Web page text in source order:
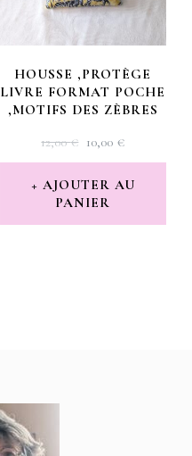
HOUSSE ,PROTÈGE
LIVRE FORMAT POCHE
,MOTIFS DES ZÈBRES
12,00€ LE
PRIX
INITIAL
ÉTAIT :
12,00 €.
10,00 €LE
PRIX
ACTUEL
10,00 €.
AJOUTER AU
PANIER